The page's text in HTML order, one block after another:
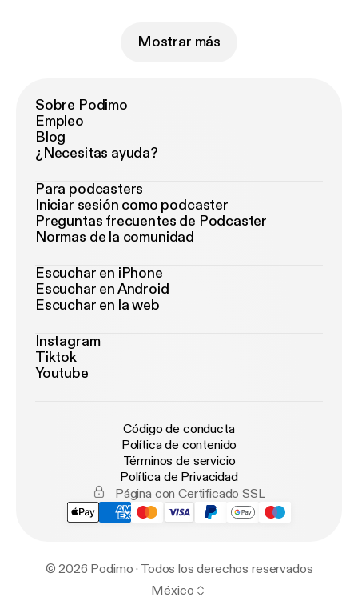
Mostrar más
Sobre Podimo
Empleo
Blog
¿Necesitas ayuda?
Para podcasters
Iniciar sesión como podcaster
Preguntas frecuentes de Podcaster
Normas de la comunidad
Escuchar en iPhone
Escuchar en Android
Escuchar en la web
Instagram
Tiktok
Youtube
Código de conducta
Política de contenido
Términos de servicio
Política de Privacidad
Página con Certificado SSL
© 2026 Podimo · Todos los derechos reservados
México